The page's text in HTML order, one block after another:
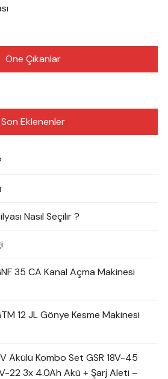
Öne Çıkanlar
Son Eklenenler
Nasıl Seçilir ?
35 CA Kanal Açma Makinesi
12 JL Gönye Kesme Makinesi
Akülü Kombo Set GSR 18V-45
22 3x 4.0Ah Akü + Şarj Aleti –